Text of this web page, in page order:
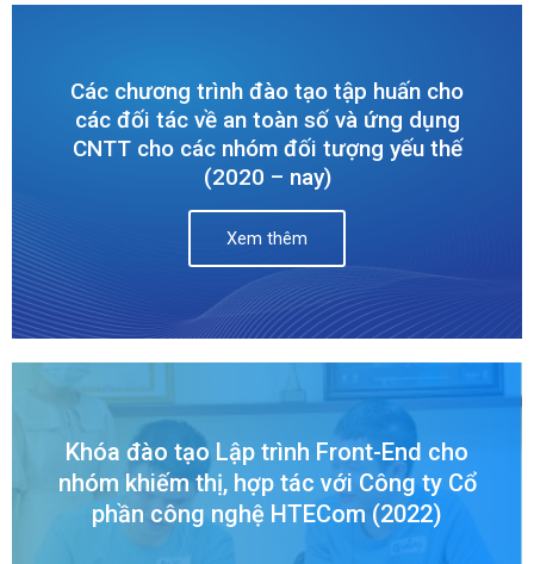
Các chương trình đào tạo tập huấn cho
các đối tác về an toàn số và ứng dụng
CNTT cho các nhóm đối tượng yếu thế
(2020 – nay)
Xem thêm
Khóa đào tạo Lập trình Front-End cho
nhóm khiếm thị, hợp tác với Công ty Cổ
phần công nghệ HTECom (2022)